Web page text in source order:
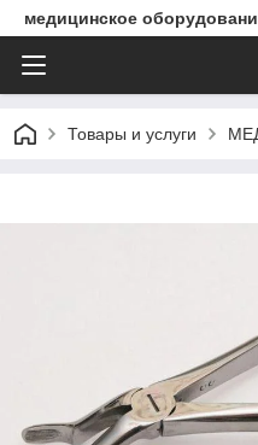
медицинское
Товары и услуги